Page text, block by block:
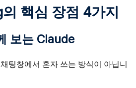
핵심 장점 4가지
보는 Claude
팅창에서 혼자 쓰는 방식이 아닙니